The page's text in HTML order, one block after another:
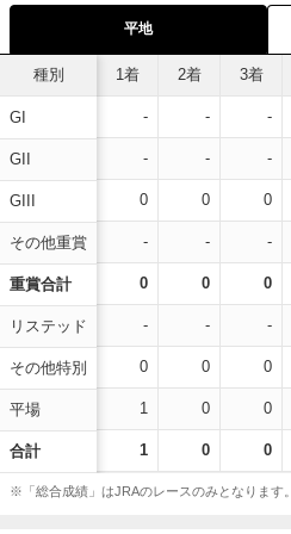
平地
種別
GI
GII
GIII
その他重賞
重賞合計
リステッド
その他特別
平場
合計
1着 2着 3着
- - -
- - -
0 0 0
- - -
0 0 0
- - -
0 0 0
1 0 0
1 0 0
※「総合成績」はJRAのレースのみとなります。